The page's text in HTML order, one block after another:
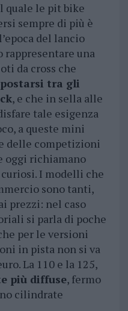
quale le pit bike
sempre di più è
del lancio
rappresentare una
da cross che
tra gli
, e che in sella alle
tale esigenza
a queste mini
delle competizioni
oggi richiamano
I modelli che
sono tanti,
prezzi: nel caso
si parla di poche
per le versioni
in pista non si va
La 110 e la 125,
più diffuse, fermo
cilindrate